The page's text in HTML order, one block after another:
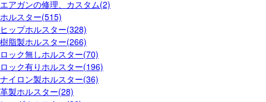
エアガンの修理、カスタム(2)
ホルスター(515)
ヒップホルスター(328)
樹脂製ホルスター(266)
ロック無しホルスター(70)
ロック有りホルスター(196)
ナイロン製ホルスター(36)
革製ホルスター(28)